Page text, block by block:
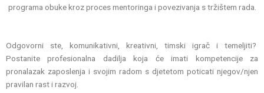
programa obuke kroz proces mentoringa i povezivanja s tržištem rada.
Odgovorni ste, komunikativni, kreativni, timski igrač i temeljiti?
Postanite profesionalna dadilja koja će imati kompetencije za
pronalazak zaposlenja i svojim radom s djetetom poticati njegov/njen
pravilan rast i razvoj.